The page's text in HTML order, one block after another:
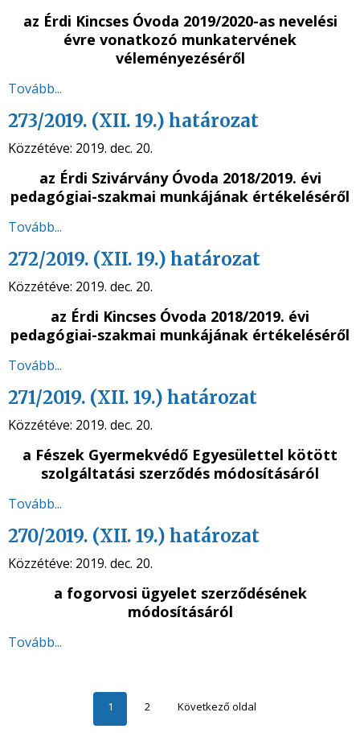
az Érdi Kincses Óvoda 2019/2020-as nevelési
évre vonatkozó munkatervének
véleményezéséről
Tovább...
273/2019. (XII. 19.) határozat
Közzétéve: 2019. dec. 20.
az Érdi Szivárvány Óvoda 2018/2019. évi
pedagógiai-szakmai munkájának értékeléséről
Tovább...
272/2019. (XII. 19.) határozat
Közzétéve: 2019. dec. 20.
az Érdi Kincses Óvoda 2018/2019. évi
pedagógiai-szakmai munkájának értékeléséről
Tovább...
271/2019. (XII. 19.) határozat
Közzétéve: 2019. dec. 20.
a Fészek Gyermekvédő Egyesülettel kötött
szolgáltatási szerződés módosításáról
Tovább...
270/2019. (XII. 19.) határozat
Közzétéve: 2019. dec. 20.
a fogorvosi ügyelet szerződésének
módosításáról
Tovább...
1 2 Következő oldal